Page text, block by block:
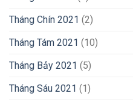
Tháng Chín 2021 (2)
Tháng Tám 2021 (10)
Tháng Bảy 2021 (5)
Tháng Sáu 2021 (1)